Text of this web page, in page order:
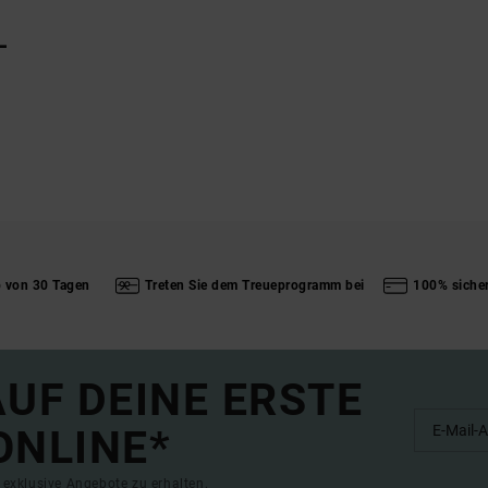
30 Tagen Treten Sie dem Treueprogramm bei 100%
DEINE ERSTE
Angebote zu erhalten.